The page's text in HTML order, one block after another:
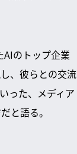
のトップ企業
、彼らとの交流
った、メディア
と語る。